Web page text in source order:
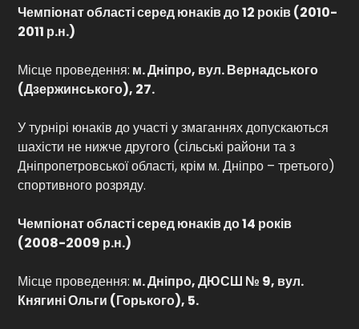
Чемпіонат області серед юнаків до 12 років (2010-
2011 р.н.)
Місце проведення: м. Дніпро, вул. Вернадського
(Дзержинського), 27.
У турнірі юнаків до участі у змаганнях допускаються
шахісти не нижче другого (сільські райони та з
Дніпропетровської області, крім м. Дніпро – третього)
спортивного розряду.
Чемпіонат області серед юнаків до 14 років
(2008-2009 р.н.)
Місце проведення: м. Дніпро, ДЮСШ № 9, вул.
Княгині Ольги (Горького), 5.